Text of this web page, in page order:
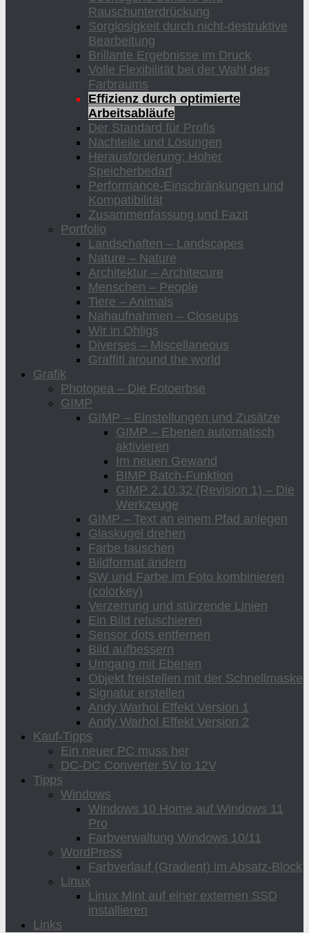
Rauschunterdrückung
Sorglosigkeit durch nicht-destruktive
Bearbeitung
Brillante Ergebnisse im Druck
Volle Flexibilität bei der Wahl des
Farbraums
Effizienz durch optimierte
Arbeitsabläufe
Der Standard für Profis
Nachteile und Lösungen
Herausforderung: Hoher
Speicherbedarf
Performance-Einschränkungen und
Kompatibilität
Zusammenfassung und Fazit
Portfolio
Landschaften – Landscapes
Nature – Nature
Architektur – Architecure
Menschen – People
Tiere – Animals
Nahaufnahmen – Closeups
Wir in Ohligs
Diverses – Miscellaneous
Graffiti around the world
Grafik
Photopea – Die Fotoerbse
GIMP
GIMP – Einstellungen und Zusätze
GIMP – Ebenen automatisch
aktivieren
Im neuen Gewand
BIMP Batch-Funktion
GIMP 2.10.32 (Revision 1) – Die
Werkzeuge
GIMP – Text an einem Pfad anlegen
Glaskugel drehen
Farbe tauschen
Bildformat ändern
SW und Farbe im Foto kombinieren
(colorkey)
Verzerrung und stürzende Linien
Ein Bild retuschieren
Sensor dots entfernen
Bild aufbessern
Umgang mit Ebenen
Objekt freistellen mit der Schnellmaske
Signatur erstellen
Andy Warhol Effekt Version 1
Andy Warhol Effekt Version 2
Kauf-Tipps
Ein neuer PC muss her
DC-DC Converter 5V to 12V
Tipps
Windows
Windows 10 Home auf Windows 11
Pro
Farbverwaltung Windows 10/11
WordPress
Farbverlauf (Gradient) im Absatz-Block
Linux
Linux Mint auf einer externen SSD
installieren
Links